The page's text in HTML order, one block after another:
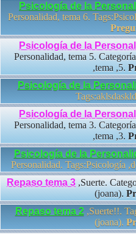
Psicología de la
Personalidad, tema 6.
Psicología de la
Personalidad, tema 5.
,tema ,5.
Psicología de la
Psicología de la
Personalidad, tema 3.
,tema ,3.
Psicología de la
Personalidad. Tags:Psicología
Repaso tema 3 ,Suerte.
(joana).
Repaso tema 2,Suerte!!.
(joana).